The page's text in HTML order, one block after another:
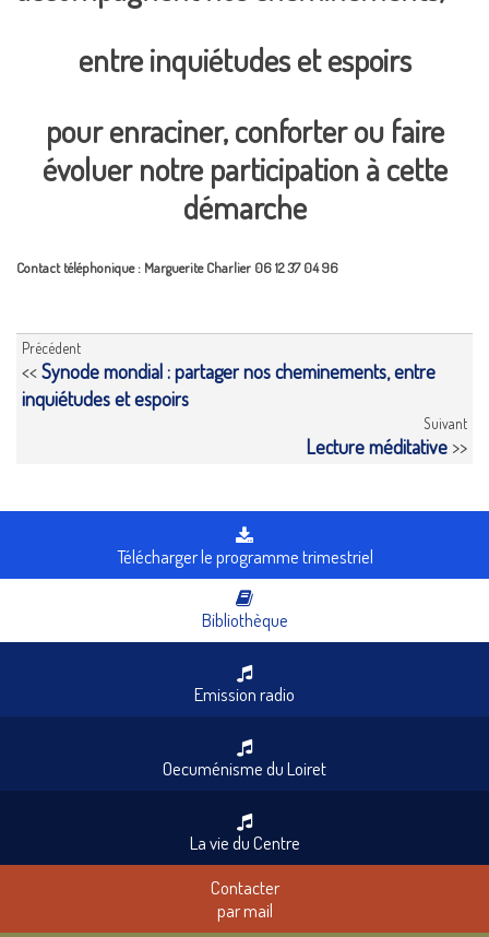
entre inquiétudes et espoirs
pour enraciner, conforter ou faire
évoluer notre participation à cette
démarche
Contact téléphonique : Marguerite Charlier 06 12 37 04 96
Précédent
<<Synode mondial : partager nos cheminements, entre
inquiétudes et espoirs
Suivant
Lecture méditative >>
Télécharger le programme trimestriel
Bibliothèque
Emission radio
Oecuménisme du Loiret
La vie du Centre
Contacter
par mail